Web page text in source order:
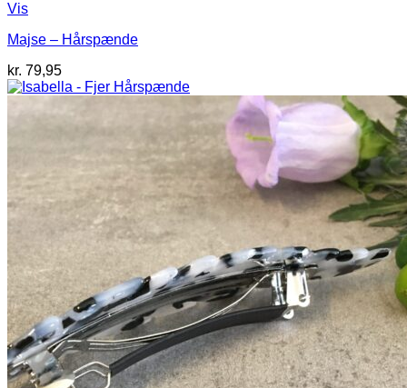
Vis
Majse – Hårspænde
kr. 79,95